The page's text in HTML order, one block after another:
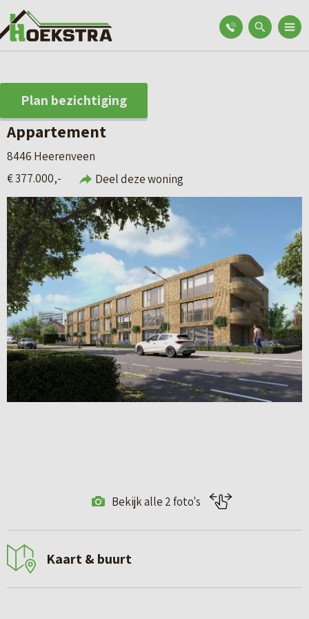
Plan bezichtiging
Appartement
8446 Heerenveen
€ 377.000,-
Deel deze woning
Bekijk alle 2 foto's
Kaart & buurt